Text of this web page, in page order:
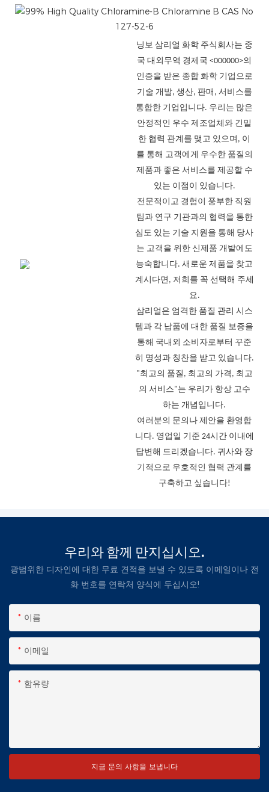
닝보 삼리얼 화학 주식회사는 중
국 대외무역 경제국 <000000>의
인증을 받은 종합 화학 기업으로
기술 개발, 생산, 판매, 서비스를
통합한 기업입니다. 우리는 많은
안정적인 우수 제조업체와 긴밀
한 협력 관계를 맺고 있으며, 이
를 통해 고객에게 우수한 품질의
제품과 좋은 서비스를 제공할 수
있는 이점이 있습니다.
전문적이고 경험이 풍부한 직원
팀과 연구 기관과의 협력을 통한
심도 있는 기술 지원을 통해 당사
는 고객을 위한 신제품 개발에도
능숙합니다. 새로운 제품을 찾고
계시다면, 저희를 꼭 선택해 주세
요.
삼리얼은 엄격한 품질 관리 시스
템과 각 납품에 대한 품질 보증을
통해 국내외 소비자로부터 꾸준
히 명성과 칭찬을 받고 있습니다.
"최고의 품질, 최고의 가격, 최고
의 서비스"는 우리가 항상 고수
하는 개념입니다.
여러분의 문의나 제안을 환영합
니다. 영업일 기준 24시간 이내에
답변해 드리겠습니다. 귀사와 장
기적으로 우호적인 협력 관계를
구축하고 싶습니다!
우리와 함께 만지십시오.
광범위한 디자인에 대한 무료 견적을 보낼 수 있도록 이메일이나 전
화 번호를 연락처 양식에 두십시오!
이름
이메일
함유량
지금 문의 사항을 보냅니다